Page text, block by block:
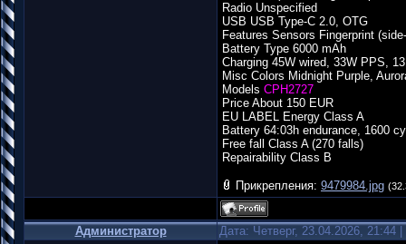
Radio Unspecified
USB USB Type-C 2.0, OTG
Features Sensors Fingerprint
Battery Type 6000 mAh
Charging 45W wired, 33W PPS,
Misc Colors Midnight Purple,
Models CPH2727
Price About 150 EUR
EU LABEL Energy Class A
Battery 64:03h endurance, 1600
Free fall Class A (270 falls)
Repairability Class B
Прикрепления: 9479984.jpg
Администратор
Дата: Четверг, 23.04.2026,